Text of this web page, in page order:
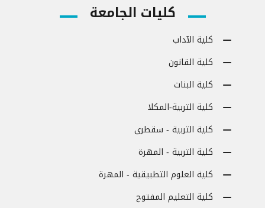
كليات الجامعة
كلية الآداب
كلية القانون
كلية البنات
كلية التربية-المكلا
كلية التربية - سقطرى
كلية التربية - المهرة
كلية العلوم التطبيقية - المهرة
كلية التعليم المفتوح